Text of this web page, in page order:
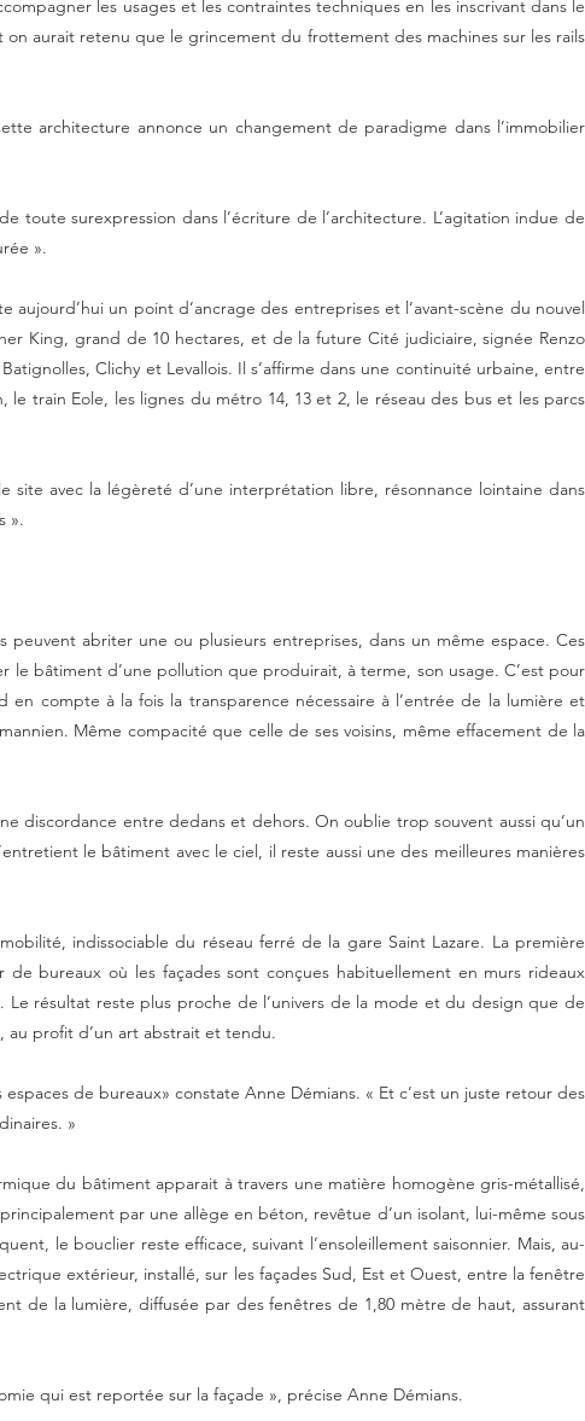
de long, ses 17 mètres de large, le bâtiment développe 2000 mètres par
les usages et les contraintes techniques en les inscrivant dans le
aurait retenu que le grincement du frottement des machines sur les rails
architecture annonce un changement de paradigme dans l’immobilier
surexpression dans l’écriture de l’architecture. L’agitation indue de
».
un point d’ancrage des entreprises et l’avant-scène du nouvel
Clichy et Levallois. Il s’affirme dans une continuité urbaine, entre
train Eole, les lignes du métro 14, 13 et 2, le réseau des bus et les parcs
».
abriter une ou plusieurs entreprises, dans un même espace. Ces
compte à la fois la transparence nécessaire à l’entrée de la lumière et
Même compacité que celle de ses voisins, même effacement de la
discordance entre dedans et dehors. On oublie trop souvent aussi qu’un
le bâtiment avec le ciel, il reste aussi une des meilleures manières
de bureaux où les façades sont conçues habituellement en murs rideaux
résultat reste plus proche de l’univers de la mode et du design que de
de bureaux» constate Anne Démians. « Et c’est un juste retour des
»
du bâtiment apparait à travers une matière homogène gris-métallisé,
par une allège en béton, revêtue d’un isolant, lui-même sous
extérieur, installé, sur les façades Sud, Est et Ouest, entre la fenêtre